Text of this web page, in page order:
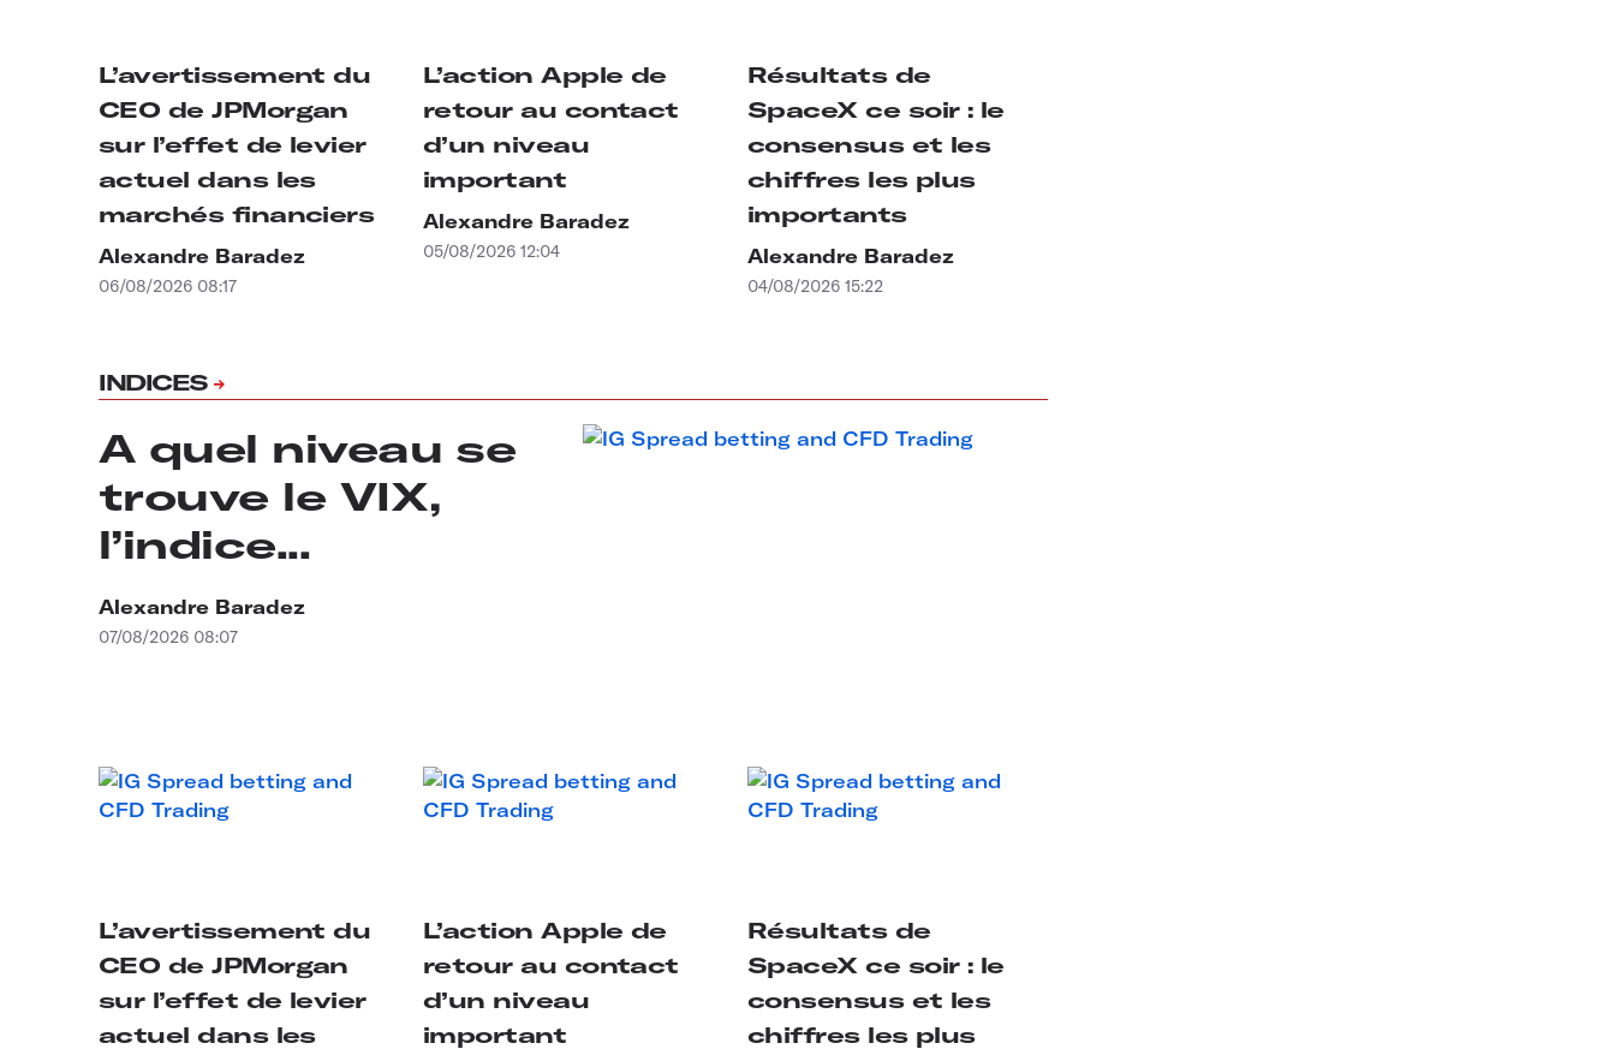
L’avertissement du
CEO de JPMorgan
sur l’effet de levier
actuel dans les
marchés financiers
Alexandre Baradez
06/08/2026 08:17
L’action Apple de
retour au contact
d’un niveau
important
Alexandre Baradez
05/08/2026 12:04
Résultats de
SpaceX ce soir : le
consensus et les
chiffres les plus
importants
Alexandre Baradez
04/08/2026 15:22
INDICES
A quel niveau se
trouve le VIX,
l’indice...
Alexandre Baradez
07/08/2026 08:07
L’avertissement du
CEO de JPMorgan
sur l’effet de levier
actuel dans les
L’action Apple de
retour au contact
d’un niveau
important
Résultats de
SpaceX ce soir : le
consensus et les
chiffres les plus